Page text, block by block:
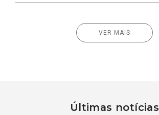
VER MAIS
Últimas notícias